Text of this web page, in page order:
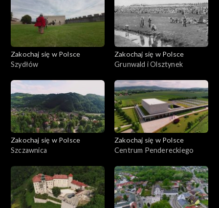
Zakochaj się w Polsce
Szydłów
Zakochaj się w Polsce
Grunwald i Olsztynek
Zakochaj się w Polsce
Szczawnica
Zakochaj się w Polsce
Centrum Pendereckiego